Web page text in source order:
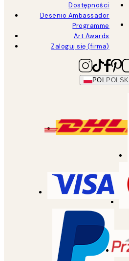
Dostępności
Desenio Ambassador
Programme
Art Awards
Zaloguj się (firma)
POL POLSKI